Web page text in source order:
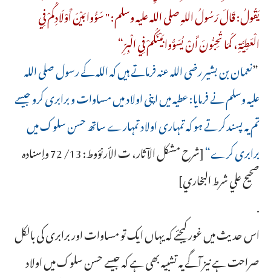
يَقُولُ: قَالَ رَسُولُ اللهِ صلى الله عليه وسلم: " سَوُّوا بَيْنَ أَوْلَادِكُمْ فِي
الْعَطِيَّةِ، ‌كَمَا ‌تُحِبُّونَ ‌أَنْ ‌يُسَوُّوا ‌بَيْنَكُمْ ‌فِي ‌الْبِرِّ“
”نعمان بن بشیر رضی اللہ عنہ فرماتے ہیں کہ اللہ کے رسول صلی اللہ
علیہ وسلم نے فرمایا: عطیہ میں اپنی اولاد میں مساوات و برابری کرو جیسے
تم یہ پسند کرتے ہو کہ تمہاری اولاد تمہارے ساتھ حسن سلوک میں
برابری کرے“
[شرح مشكل الآثار، ت الأرنؤوط: 13/ 72 وإسناده
صحيح علي شرط البخاري]
.
اس حدیث میں غور کیجئے کہ یہاں ایک تو مساوات اور برابری کی بالکل
صراحت ہے نیز آگے یہ تشبیہ بھی ہے کہ جیسے حسن سلوک میں اولاد